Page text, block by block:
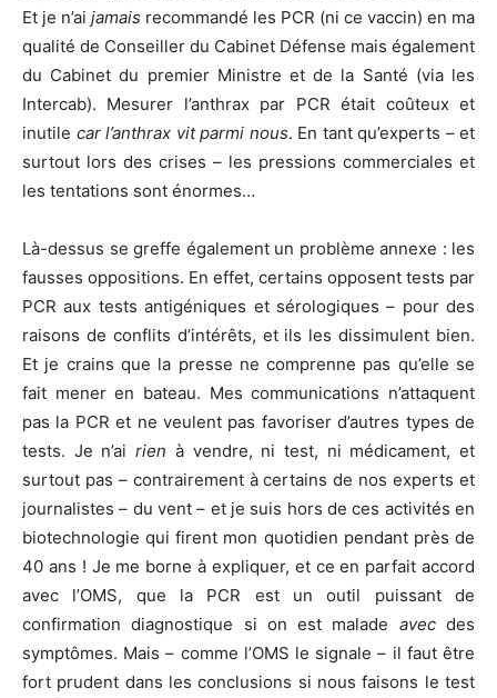
Et je n’ai jamais recommandé les PCR (ni ce vaccin) en ma
qualité de Conseiller du Cabinet Défense mais également
du Cabinet du premier Ministre et de la Santé (via les
Intercab). Mesurer l’anthrax par PCR était coûteux et
inutile car l’anthrax vit parmi nous. En tant qu’experts – et
surtout lors des crises – les pressions commerciales et
les tentations sont énormes…
Là-dessus se greffe également un problème annexe : les
fausses oppositions. En effet, certains opposent tests par
PCR aux tests antigéniques et sérologiques – pour des
raisons de conflits d’intérêts, et ils les dissimulent bien.
Et je crains que la presse ne comprenne pas qu’elle se
fait mener en bateau. Mes communications n’attaquent
pas la PCR et ne veulent pas favoriser d’autres types de
tests. Je n’airien à vendre, ni test, ni médicament, et
surtout pas – contrairement à certains de nos experts et
journalistes – du vent – et je suis hors de ces activités en
biotechnologie qui firent mon quotidien pendant près de
40 ans ! Je me borne à expliquer, et ce en parfait accord
avec l’OMS, que la PCR est un outil puissant de
confirmation diagnostique si on est malade avecdes
symptômes. Mais – comme l’OMS le signale – il faut être
fort prudent dans les conclusions si nous faisons le test